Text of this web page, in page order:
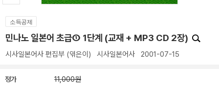
소득공제
민나노 일본어 초급① 1단계 (교재 + MP3 CD 2장)
시사일본어사 편집부 (엮은이) 시사일본어사 2001-07-15
정가 11,000원